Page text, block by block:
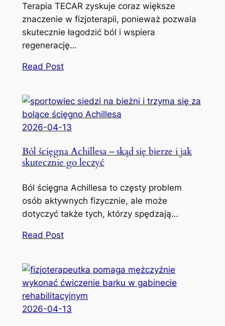
Terapia TECAR zyskuje coraz większe
znaczenie w fizjoterapii, ponieważ pozwala
skutecznie łagodzić ból i wspiera
regenerację…
Read Post
2026-04-13
Ból ścięgna Achillesa – skąd się bierze i jak
skutecznie go leczyć
Ból ścięgna Achillesa to częsty problem
osób aktywnych fizycznie, ale może
dotyczyć także tych, którzy spędzają…
Read Post
2026-04-13